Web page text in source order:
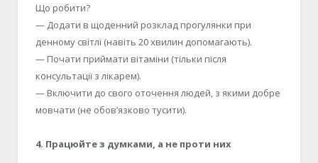
Що робити?
— Додати в щоденний розклад прогулянки при
денному світлі (навіть 20 хвилин допомагають).
— Почати приймати вітаміни (тільки після
консультації з лікарем).
— Включити до свого оточення людей, з якими добре
мовчати (не обов’язково тусити).
4. Працюйте з думками, а не проти них